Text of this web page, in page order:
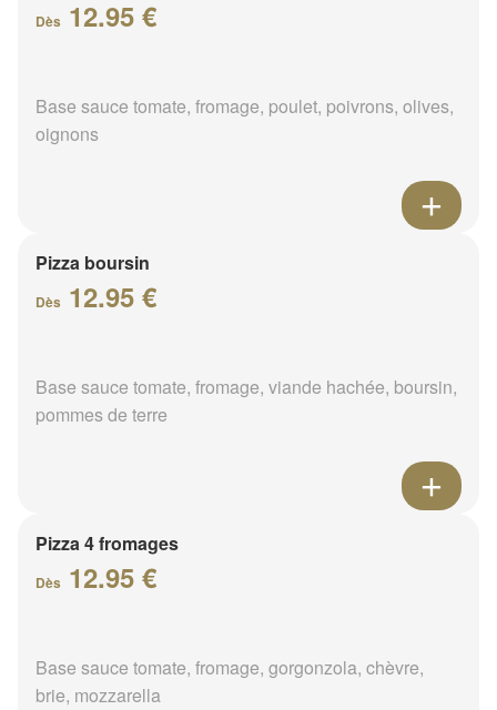
Dès 12.95 €
Base sauce tomate, fromage, poulet, poivrons, olives,
oignons
Pizza boursin
Dès 12.95 €
Base sauce tomate, fromage, viande hachée, boursin,
pommes de terre
Pizza 4 fromages
Dès 12.95 €
Base sauce tomate, fromage, gorgonzola, chèvre,
brie, mozzarella